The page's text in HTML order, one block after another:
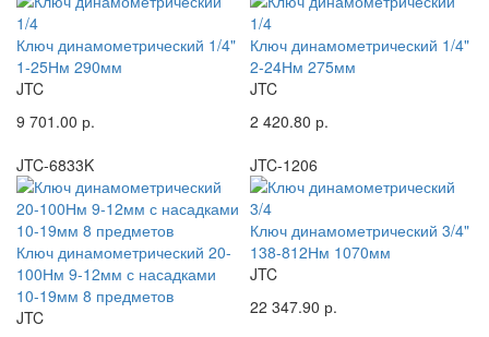
Ключ динамометрический 1/4"
1-25Нм 290мм
JTC
9 701.00 р.
Ключ динамометрический 1/4"
2-24Нм 275мм
JTC
2 420.80 р.
JTC-6833K
Ключ динамометрический 20-
100Нм 9-12мм с насадками
10-19мм 8 предметов
JTC
JTC-1206
Ключ динамометрический 3/4"
138-812Нм 1070мм
JTC
22 347.90 р.